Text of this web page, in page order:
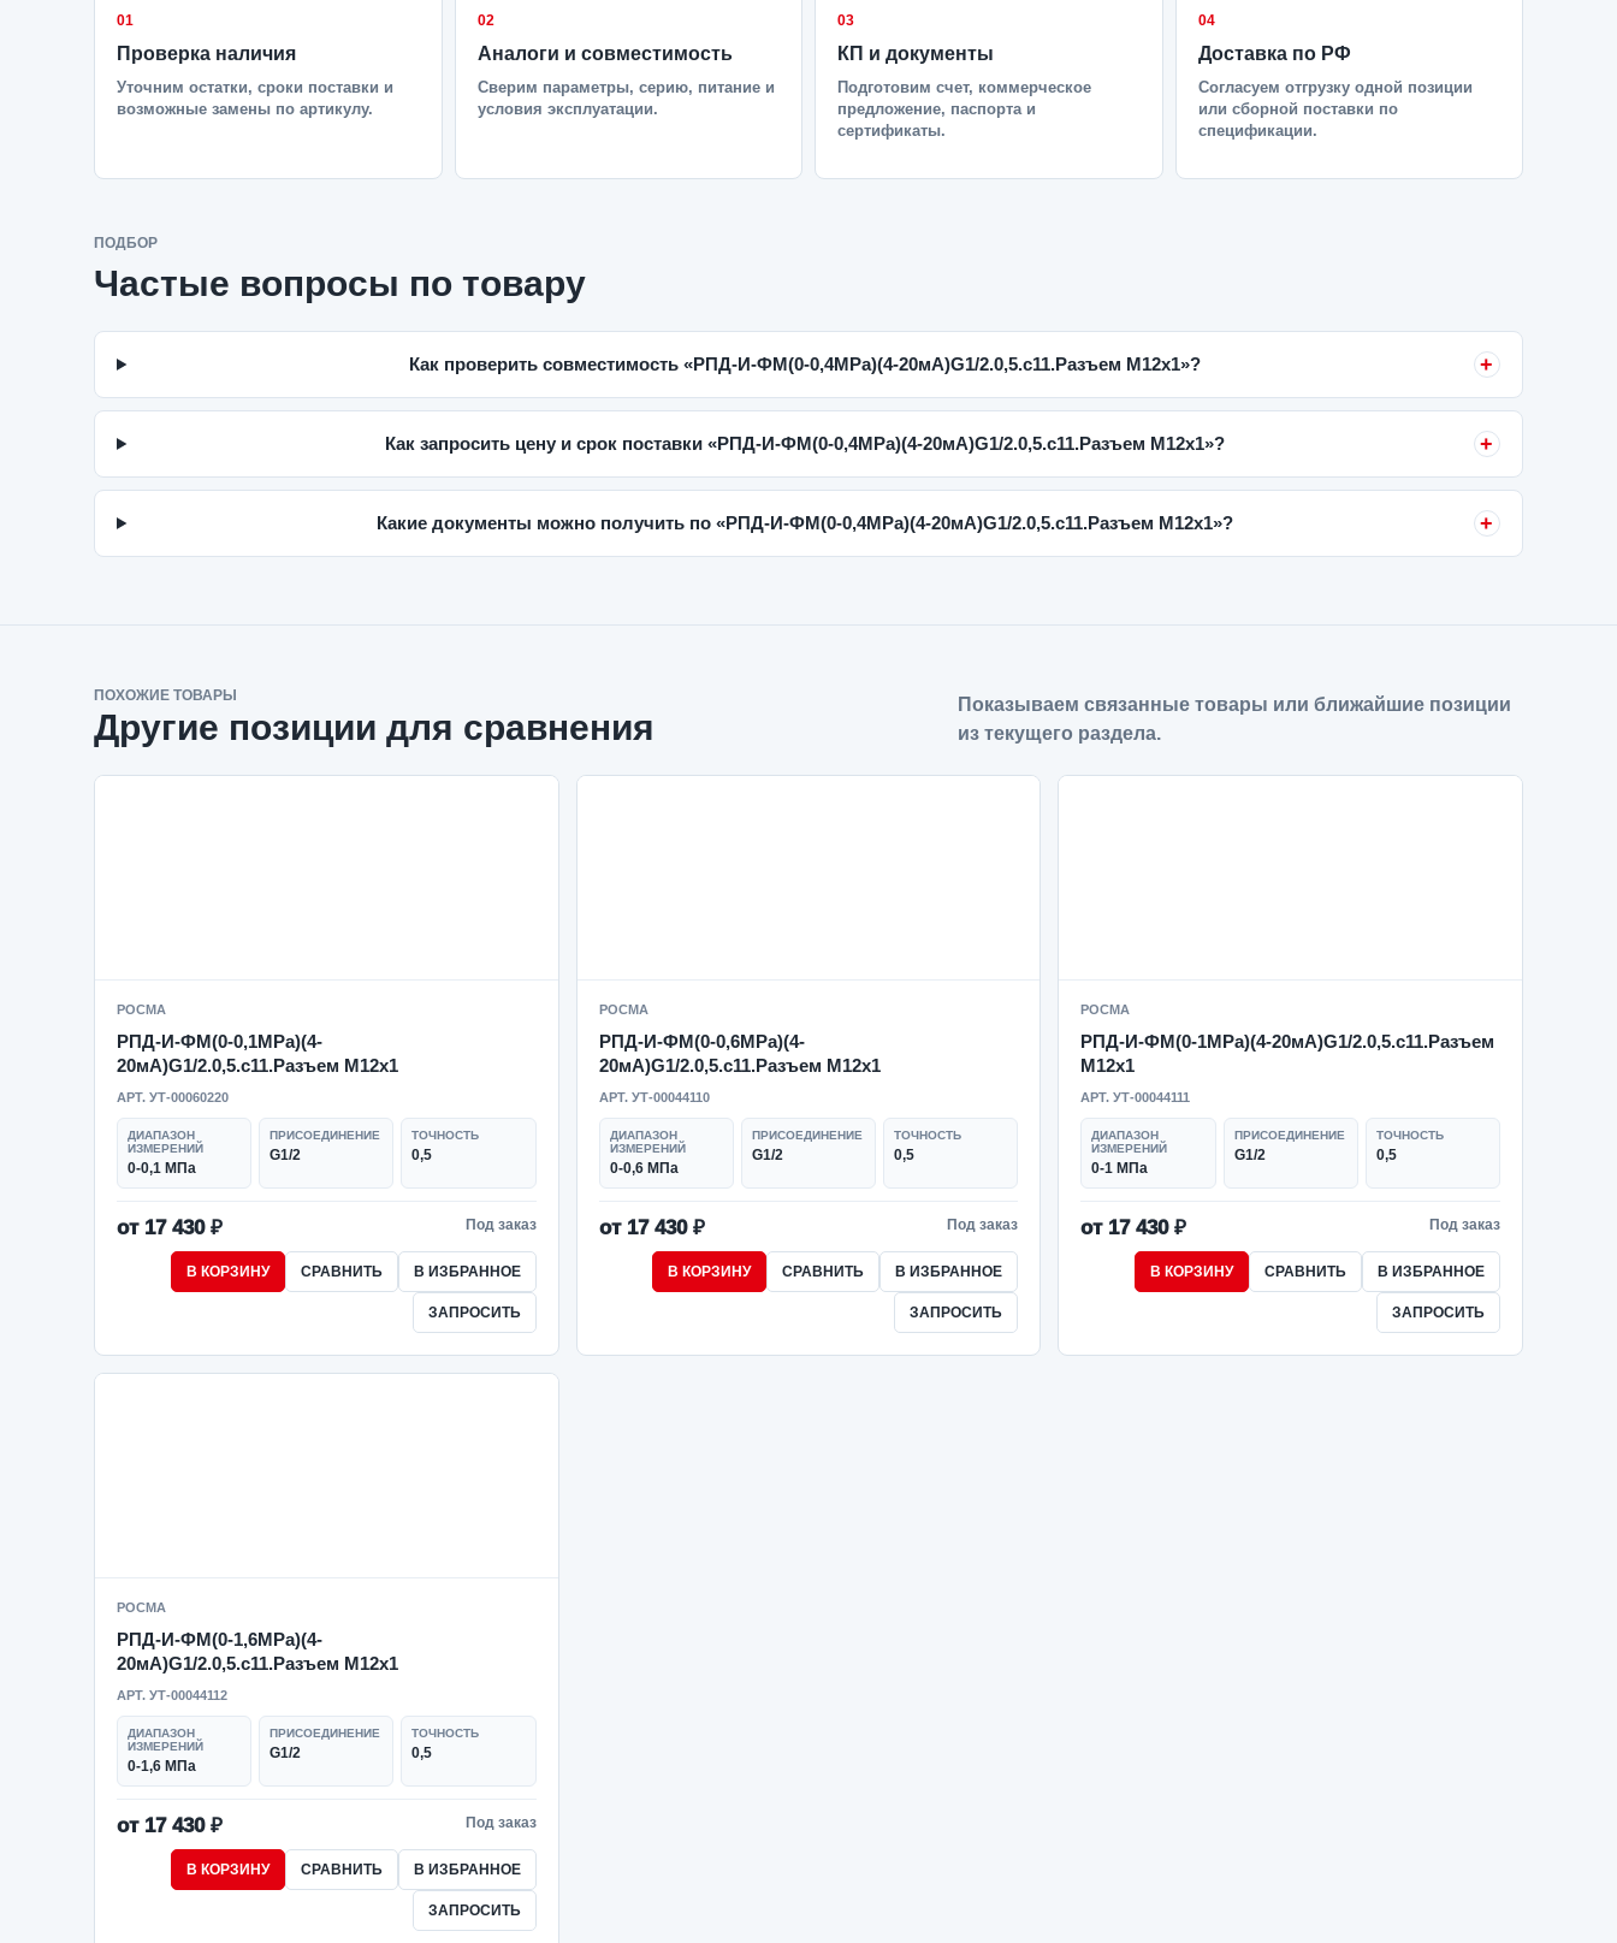
01
Проверка наличия
Уточним остатки, сроки поставки и
возможные замены по артикулу.
02
Аналоги и совместимость
Сверим параметры, серию, питание и
условия эксплуатации.
03
КП и документы
Подготовим счет, коммерческое
предложение, паспорта и
сертификаты.
04
Доставка по РФ
Согласуем отгрузку одной позиции
или сборной поставки по
спецификации.
ПОДБОР
Частые вопросы по товару
Как проверить совместимость «РПД-И-ФМ(0-0,4MPa)(4-20мА)G1/2.0,5.с11.Разъем М12х1»?
Как запросить цену и срок поставки «РПД-И-ФМ(0-0,4MPa)(4-20мА)G1/2.0,5.с11.Разъем М12х1»?
Какие документы можно получить по «РПД-И-ФМ(0-0,4MPa)(4-20мА)G1/2.0,5.с11.Разъем М12х1»?
ПОХОЖИЕ ТОВАРЫ
Другие позиции для сравнения
Показываем связанные товары или ближайшие позиции
из текущего раздела.
РОСМА
РПД-И-ФМ(0-0,1MPa)(4-
20мА)G1/2.0,5.с11.Разъем М12х1
АРТ. УТ-00060220
ДИАПАЗОН
ИЗМЕРЕНИЙ
0-0,1 МПа
ПРИСОЕДИНЕНИЕ
G1/2
ТОЧНОСТЬ
0,5
от 17 430 ₽ Под заказ
В КОРЗИНУ СРАВНИТЬ В ИЗБРАННОЕ
ЗАПРОСИТЬ
РОСМА
РПД-И-ФМ(0-0,6MPa)(4-
20мА)G1/2.0,5.с11.Разъем М12х1
АРТ. УТ-00044110
ДИАПАЗОН
ИЗМЕРЕНИЙ
0-0,6 МПа
ПРИСОЕДИНЕНИЕ
G1/2
ТОЧНОСТЬ
0,5
от 17 430 ₽ Под заказ
В КОРЗИНУ СРАВНИТЬ В ИЗБРАННОЕ
ЗАПРОСИТЬ
РОСМА
РПД-И-ФМ(0-1MPa)(4-20мА)G1/2.0,5.с11.Разъем
М12х1
АРТ. УТ-00044111
ДИАПАЗОН
ИЗМЕРЕНИЙ
0-1 МПа
ПРИСОЕДИНЕНИЕ
G1/2
ТОЧНОСТЬ
0,5
от 17 430 ₽ Под заказ
В КОРЗИНУ СРАВНИТЬ В ИЗБРАННОЕ
ЗАПРОСИТЬ
РОСМА
РПД-И-ФМ(0-1,6MPa)(4-
20мА)G1/2.0,5.с11.Разъем М12х1
АРТ. УТ-00044112
ДИАПАЗОН
ИЗМЕРЕНИЙ
0-1,6 МПа
ПРИСОЕДИНЕНИЕ
G1/2
ТОЧНОСТЬ
0,5
от 17 430 ₽ Под заказ
В КОРЗИНУ СРАВНИТЬ В ИЗБРАННОЕ
ЗАПРОСИТЬ